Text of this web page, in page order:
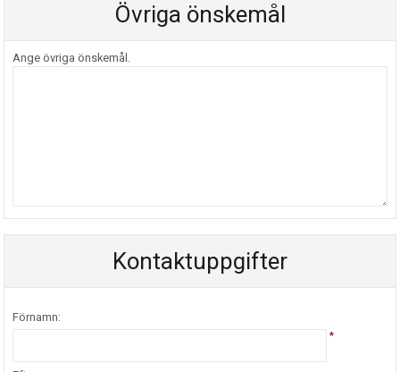
Övriga önskemål
Ange övriga önskemål.
Kontaktuppgifter
Förnamn:
*